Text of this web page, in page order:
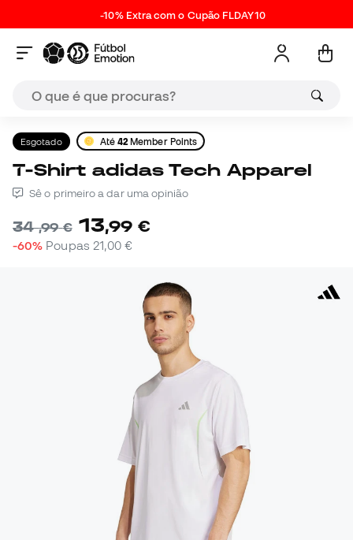
-10% Extra com o Cupão FLDAY10
Esgotado Até 42 Member Points
T-Shirt adidas Tech Apparel
Sê o primeiro a dar uma opinião
34,99 € 13,99 €
-60% Poupas 21,00 €